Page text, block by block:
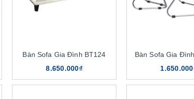
Bàn Sofa Gia Đình BT124
8.650.000₫
Bàn Sofa Gia